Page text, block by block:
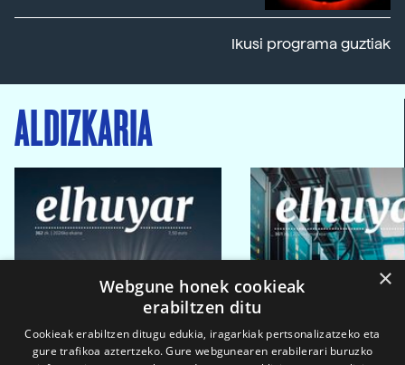
Ikusi programa guztiak
ALDIZKARIA
×
Webgune honek cookieak
erabiltzen ditu
Cookieak erabiltzen ditugu edukia, iragarkiak pertsonalizatzeko eta
gure trafikoa aztertzeko. Gure webgunearen erabilerari buruzko